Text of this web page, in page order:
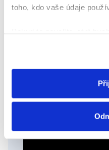
toho, kdo vaše údaje
poloze, které mohou
Identifikovali vaše
skenování pro
Zjistěte více o tom, jak
Svůj souhlas můžete
části Prohlášení o